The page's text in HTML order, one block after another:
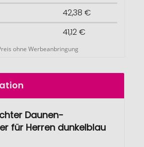
42,38 €
41,12 €
ohne Werbeanbringung
Daunen-
für Herren dunkelblau